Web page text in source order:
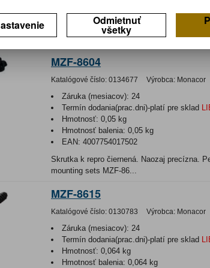
For building PA speaker systems and for
assembled or as recessed connec...
MZF-8604
Katalógové číslo: 0134677 Výrobca: Monacor
Záruka (mesiacov): 24
Termín dodania(prac.dni)-platí pre sklad
Hmotnosť: 0,05 kg
Hmotnosť balenia: 0,05 kg
EAN: 4007754017502
Skrutka k repro čiernená. Naozaj precízna.
mounting sets MZF-86...
MZF-8615
Katalógové číslo: 0130783 Výrobca: Monacor
Záruka (mesiacov): 24
Termín dodania(prac.dni)-platí pre sklad
Hmotnosť: 0,064 kg
Hmotnosť balenia: 0,064 kg
Odmietnuť
všetky